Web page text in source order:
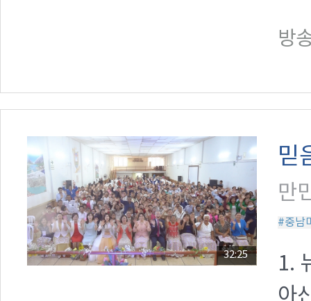
방
32:25
믿
만
#중남
1.